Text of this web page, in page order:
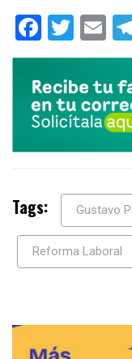
Tags: Gustavo
Reforma Laboral